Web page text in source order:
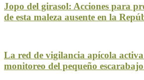
Jopo del girasol: Acciones para
de esta maleza ausente en la
La red de vigilancia apícola
monitoreo del pequeño